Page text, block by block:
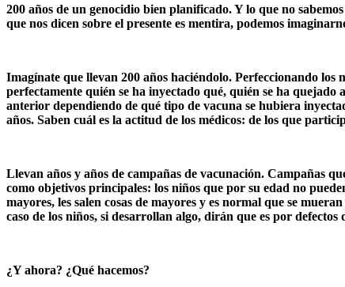
200 años de un genocidio bien planificado. Y lo que no
que nos dicen sobre el presente es mentira, podemos
Imagínate que llevan 200 años haciéndolo. Perfeccionando los
perfectamente quién se ha inyectado qué, quién se ha
anterior dependiendo de qué tipo de vacuna se hubiera
años. Saben cuál es la actitud de los médicos: de los que
Llevan años y años de campañas de vacunación. Campañas
como objetivos principales: los niños que por su edad no
mayores, les salen cosas de mayores y es normal que se
caso de los niños, si desarrollan algo, dirán que es por
¿Y ahora? ¿Qué hacemos?